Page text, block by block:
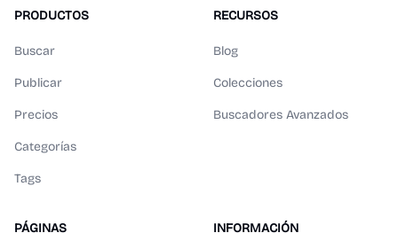
PRODUCTOS
Buscar
Publicar
Precios
Categorías
Tags
RECURSOS
Blog
Colecciones
Buscadores Avanzados
PÁGINAS INFORMACIÓN